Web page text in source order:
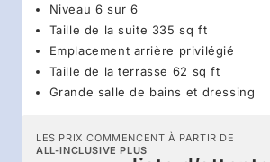
Niveau 6 sur 6
Taille de la suite 335 sq ft
Emplacement arrière privilégié
Taille de la terrasse 62 sq ft
Grande salle de bains et dressing
LES PRIX COMMENCENT À PARTIR DE
ALL-INCLUSIVE PLUS